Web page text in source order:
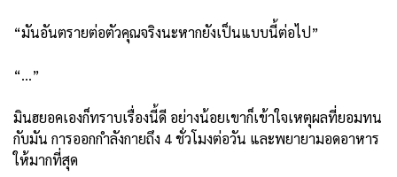
“มันอันตรายต่อตัวคุณจริงนะหากยังเป็นแบบนี้ต่อไป”
“…”
มินฮยอคเองก็ทราบเรื่องนี้ดี อย่างน้อยเขาก็เข้าใจเหตุผลที่ยอมทน
กับมัน การออกกำลังกายถึง 4 ชั่วโมงต่อวัน และพยายามอดอาหาร
ให้มากที่สุด